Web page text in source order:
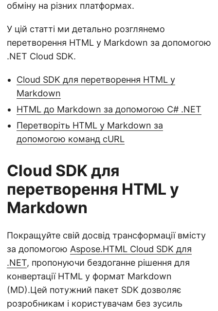
обміну на різних платформах.
У цій статті ми детально розглянемо
перетворення HTML у Markdown за допомогою
.NET Cloud SDK.
Cloud SDK для перетворення HTML у
Markdown
HTML до Markdown за допомогою C# .NET
Перетворіть HTML у Markdown за
допомогою команд cURL
Cloud SDK для
перетворення HTML у
Markdown
Покращуйте свій досвід трансформації вмісту
за допомогою Aspose.HTML Cloud SDK для
.NET, пропонуючи бездоганне рішення для
конвертації HTML у формат Markdown
(MD).Цей потужний пакет SDK дозволяє
розробникам і користувачам без зусиль